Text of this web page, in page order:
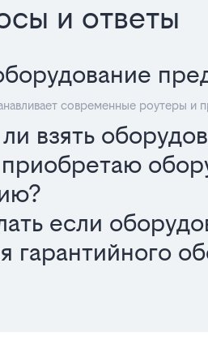
и ответы
современные роутеры и
взять
если
гарантийного